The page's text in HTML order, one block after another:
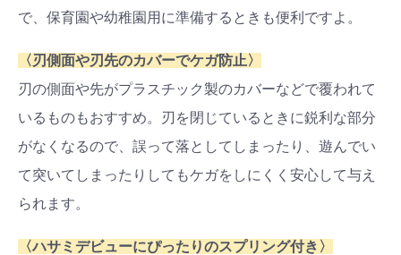
で、保育園や幼稚園用に準備するときも便利ですよ。
〈刃側面や刃先のカバーでケガ防止〉
刃の側面や先がプラスチック製のカバーなどで覆われて
いるものもおすすめ。刃を閉じているときに鋭利な部分
がなくなるので、誤って落としてしまったり、遊んでい
て突いてしまったりしてもケガをしにくく安心して与え
られます。
〈ハサミデビューにぴったりのスプリング付き〉